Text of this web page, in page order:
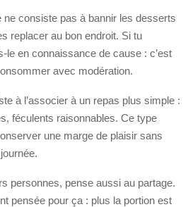
ne consiste pas à bannir les desserts
replacer au bon endroit. Si tu
le en connaissance de cause : c’est
avec modération.
à l’associer à un repas plus simple :
féculents raisonnables. Ce type
une marge de plaisir sans
personnes, pense aussi au partage.
pensée pour ça : plus la portion est